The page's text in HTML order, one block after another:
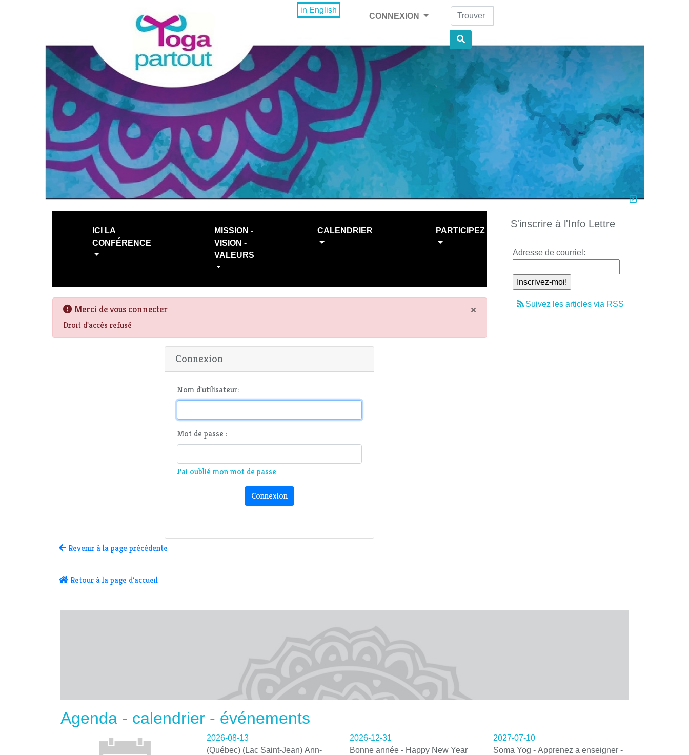
in English
CONNEXION
Find
ICI LA
CONFÉRENCE
MISSION -
VISION -
VALEURS
CALENDRIER PARTICIPEZ
×
Merci de vous connecter
Droit d'accès refusé
Connexion
Nom d'utilisateur:
Mot de passe :
J'ai oublié mon mot de passe
Connexion
Revenir à la page précédente
Retour à la page d'accueil
S'inscrire à l'Info Lettre
Adresse de courriel:
Suivez les articles via RSS
Agenda - calendrier - événements
2026-08-13
(Québec) (Lac Saint-Jean) Ann-
2026-12-31
Bonne année - Happy New Year
2027-07-10
Soma Yog - Apprenez a enseigner -